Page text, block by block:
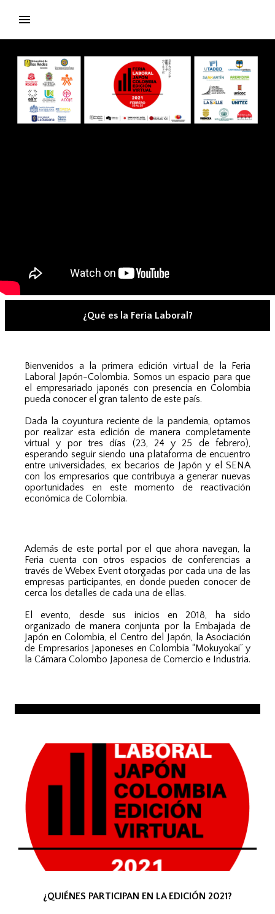
¿Qué es la Feria Laboral?
Bienvenidos a la primera edición virtual de la Feria
Laboral Japón-Colombia. Somos un espacio para que
el empresariado japonés con presencia en Colombia
pueda conocer el gran talento de este país.
Dada la coyuntura reciente de la pandemia, optamos
por realizar esta edición de manera completamente
virtual y por tres días (23, 24 y 25 de febrero),
esperando seguir siendo una plataforma de encuentro
entre universidades, ex becarios de Japón y el SENA
con los empresarios que contribuya a generar nuevas
oportunidades en este momento de reactivación
económica de Colombia.
Además de este portal por el que ahora navegan, la
Feria cuenta con otros espacios de conferencias a
través de Webex Event otorgadas por cada una de las
empresas participantes, en donde pueden conocer de
cerca los detalles de cada una de ellas.
El evento, desde sus inicios en 2018, ha sido
organizado de manera conjunta por la Embajada de
Japón en Colombia, el Centro del Japón, la Asociación
de Empresarios Japoneses en Colombia “Mokuyokai” y
la Cámara Colombo Japonesa de Comercio e Industria.
¿QUIÉNES PARTICIPAN EN LA EDICIÓN 2021?